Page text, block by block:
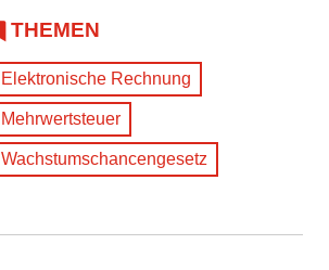
THEMEN
Elektronische Rechnung
Mehrwertsteuer
Wachstumschancengesetz